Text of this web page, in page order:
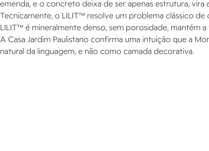
emenda, e o concreto deixa de ser apenas estrutura, vira
Tecnicamente, o LILIT™ resolve um problema clássico
LILIT™ é mineralmente denso, sem porosidade, mantém
A Casa Jardim Paulistano confirma uma intuição que a
natural da linguagem, e não como camada decorativa.